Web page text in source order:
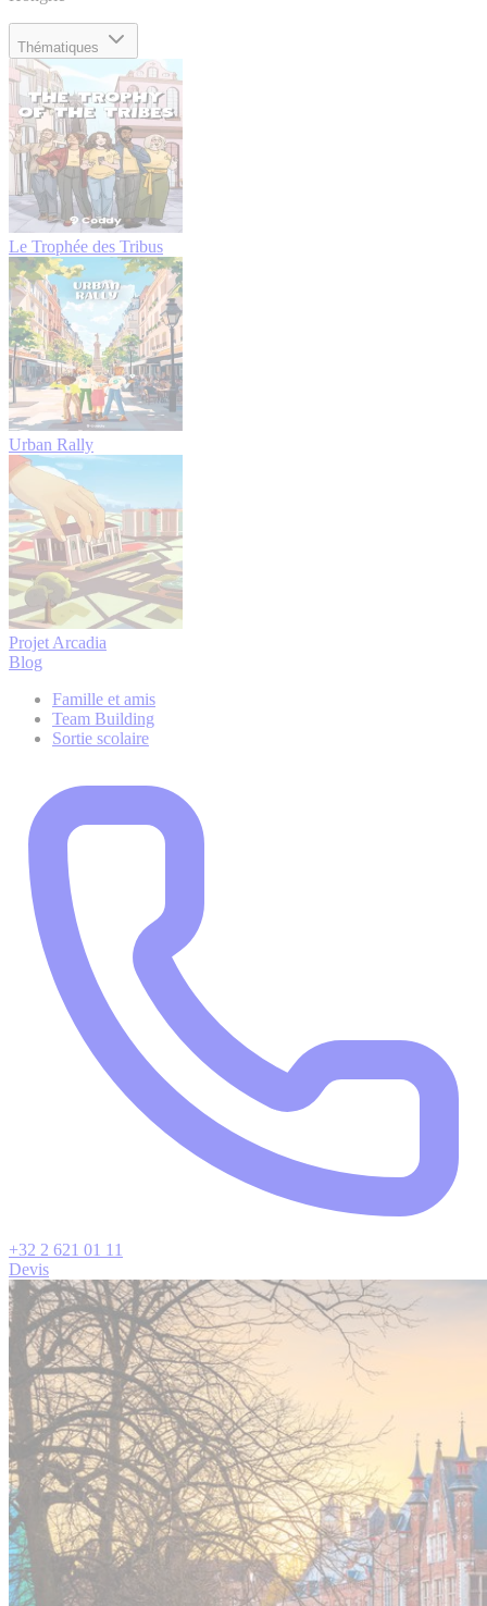
Thématiques
Le Trophée des Tribus
Urban Rally
Projet Arcadia
Blog
Famille et amis
Team Building
Sortie scolaire
+32 2 621 01 11
Devis